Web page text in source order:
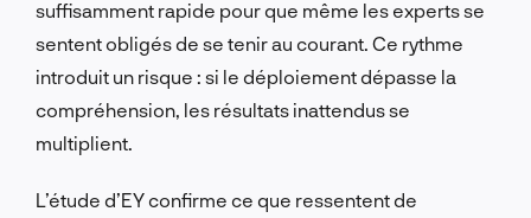
suffisamment rapide pour que même les experts se
sentent obligés de se tenir au courant. Ce rythme
introduit un risque : si le déploiement dépasse la
compréhension, les résultats inattendus se
multiplient.
L’étude d’EY confirme ce que ressentent de